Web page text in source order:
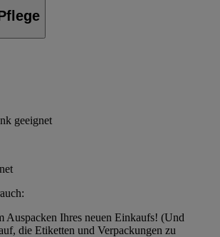
geeignet
Auspacken Ihres neuen Einkaufs! (Und
die Etiketten und Verpackungen zu